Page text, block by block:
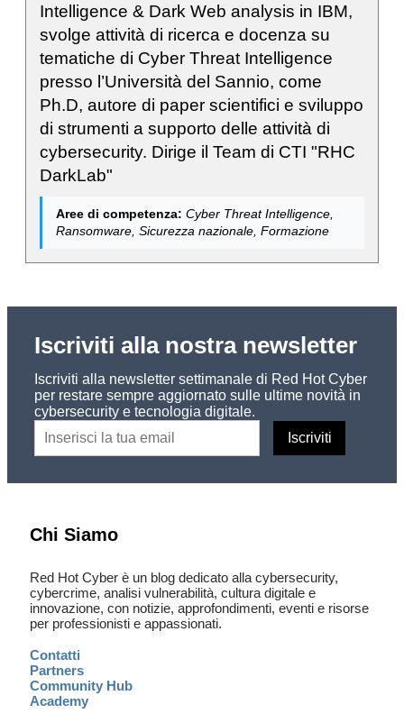
Intelligence & Dark Web analysis in IBM,
svolge attività di ricerca e docenza su
tematiche di Cyber Threat Intelligence
presso l’Università del Sannio, come
Ph.D, autore di paper scientifici e sviluppo
di strumenti a supporto delle attività di
cybersecurity. Dirige il Team di CTI "RHC
DarkLab"
Aree di competenza: Cyber Threat Intelligence,
Ransomware, Sicurezza nazionale, Formazione
Iscriviti alla nostra newsletter
Iscriviti alla newsletter settimanale di Red Hot Cyber
per restare sempre aggiornato sulle ultime novità in
cybersecurity e tecnologia digitale.
Chi Siamo
Red Hot Cyber è un blog dedicato alla cybersecurity,
cybercrime, analisi vulnerabilità, cultura digitale e
innovazione, con notizie, approfondimenti, eventi e risorse
per professionisti e appassionati.
Contatti
Partners
Community Hub
Academy